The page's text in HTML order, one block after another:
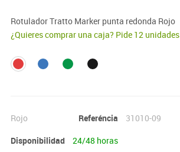
Rotulador Tratto Marker punta redonda Rojo
¿Quieres comprar una caja? Pide 12 unidades
Rojo Referéncia
31010-09
Disponibilidad
24/48 horas